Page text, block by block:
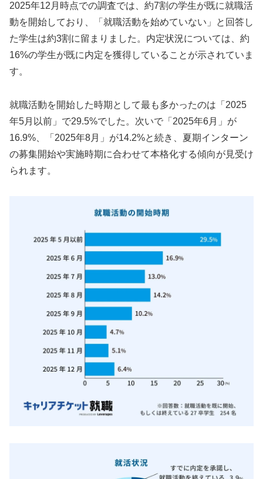
2025年12月時点での調査では、約7割の学生が既に就職活
動を開始しており、「就職活動を始めていない」と回答し
た学生は約3割に留まりました。内定状況については、約
16%の学生が既に内定を獲得していることが示されていま
す。
就職活動を開始した時期として最も多かったのは「2025
年5月以前」で29.5%でした。次いで「2025年6月」が
16.9%、「2025年8月」が14.2%と続き、夏期インターン
の募集開始や実施時期に合わせて本格化する傾向が見受け
られます。